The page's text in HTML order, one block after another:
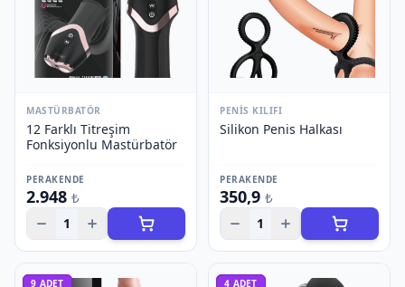
MASTÜRBATÖR
12 Farklı Titreşim
Fonksiyonlu Mastürbatör
PERAKENDE
2.948 ₺
1
PENIS KILIFI
Silikon Penis Halkası
PERAKENDE
350,9 ₺
1
9 ADET 4 ADET